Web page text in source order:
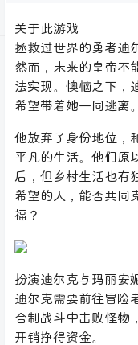
关于此游戏
拯救过世界的勇者迪
然而，未来的皇帝不
法实现。懊恼之下，
希望带着她一同逃离。
他放弃了身份地位，
平凡的生活。他们原
后，但乡村生活也
希望的人，能否共同
福？
扮演迪尔克与玛丽安
迪尔克需要前往冒险
合制战斗中击败怪物
开销挣得资金。